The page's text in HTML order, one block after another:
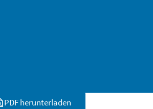
PDF herunterladen